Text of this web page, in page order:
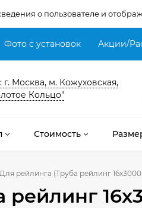
о пользователе и
Фото с установок Акции/
г. Москва, м. Кожуховская,
Кольцо"
Стоимость
Для рейлинга (Труба рейлинг
рейлинг